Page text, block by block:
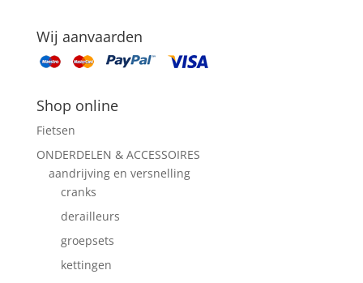
Wij aanvaarden
Shop online
Fietsen
ONDERDELEN & ACCESSOIRES
aandrijving en versnelling
cranks
derailleurs
groepsets
kettingen